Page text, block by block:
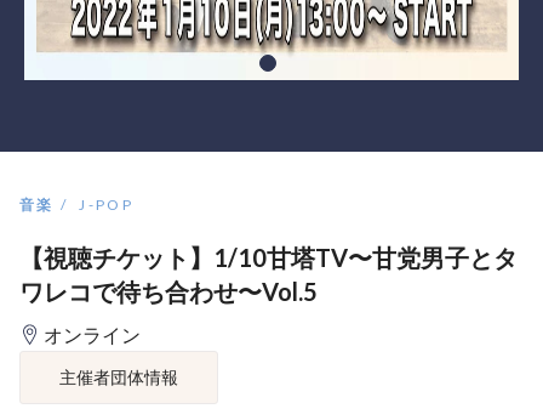
音楽 J-POP
【視聴チケット】1/10甘塔TV〜甘党男子とタ
ワレコで待ち合わせ〜Vol.5
オンライン
主催者団体情報